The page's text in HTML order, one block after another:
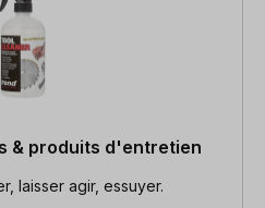
& produits d'entretien
ml Vaporiser, laisser agir, essuyer.